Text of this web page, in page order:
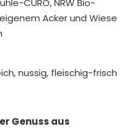
Acker und Wiese
nussig, fleischig-frisch
Genuss aus